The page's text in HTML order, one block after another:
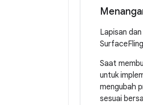
Lapisan
Saat
untuk
mengubah
sesuai